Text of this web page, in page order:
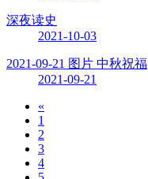
深夜读史
2021-10-03
2021-09-21 图片 中秋祝福
2021-09-21
«
1
2
3
4